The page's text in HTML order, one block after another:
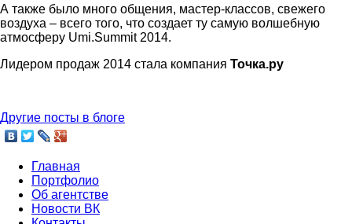
А также было много общения, мастер-классов, свежего
воздуха – всего того, что создает ту самую волшебную
атмосферу Umi.Summit 2014.
Лидером продаж 2014 стала компания Точка.ру
Другие посты в блоге
Главная
Портфолио
Об агентстве
Новости ВК